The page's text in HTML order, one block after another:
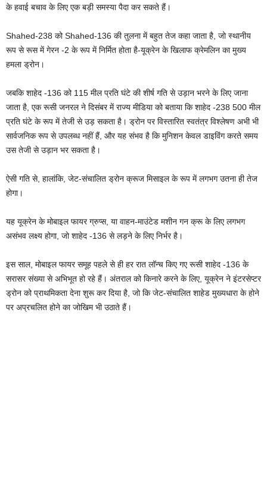
के हवाई बचाव के लिए एक बड़ी समस्या पैदा कर सकते हैं।
Shahed-238 को Shahed-136 की तुलना में बहुत तेज कहा जाता है, जो स्थानीय
रूप से रूस में गेरन -2 के रूप में निर्मित होता है-यूक्रेन के खिलाफ क्रेमलिन का मुख्य
हमला ड्रोन।
जबकि शाहेद -136 को 115 मील प्रति घंटे की शीर्ष गति से उड़ान भरने के लिए जाना
जाता है, एक रूसी जनरल ने दिसंबर में राज्य मीडिया को बताया कि शाहेद -238 500 मील
प्रति घंटे के रूप में तेजी से उड़ सकता है। ड्रोन पर विस्तारित स्वतंत्र विश्लेषण अभी भी
सार्वजनिक रूप से उपलब्ध नहीं हैं, और यह संभव है कि मुनिशन केवल डाइविंग करते समय
उस तेजी से उड़ान भर सकता है।
ऐसी गति से, हालांकि, जेट-संचालित ड्रोन क्रूज मिसाइल के रूप में लगभग उतना ही तेज
होगा।
यह यूक्रेन के मोबाइल फायर ग्रुप्स, या वाहन-माउंटेड मशीन गन क्रू के लिए लगभग
असंभव लक्ष्य होगा, जो शाहेद -136 से लड़ने के लिए निर्भर है।
इस साल, मोबाइल फायर समूह पहले से ही हर रात लॉन्च किए गए रूसी शाहेद -136 के
सरासर संख्या से अभिभूत हो रहे हैं। अंतराल को किनारे करने के लिए, यूक्रेन ने इंटरसेप्टर
ड्रोन को प्राथमिकता देना शुरू कर दिया है, जो कि जेट-संचालित शाहेड मुख्यधारा के होने
पर अप्रचलित होने का जोखिम भी उठाते हैं।